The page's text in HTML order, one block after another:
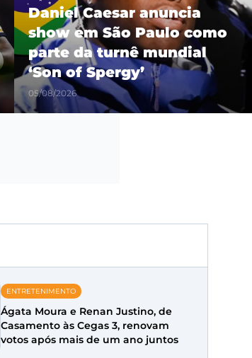
Daniel Caesar anuncia
show em São Paulo como
parte da turnê mundial
‘Son of Spergy’
05/08/2026
ENTRETENIMENTO
Ágata Moura e Renan Justino, de
Casamento às Cegas 3, renovam
votos após mais de um ano juntos